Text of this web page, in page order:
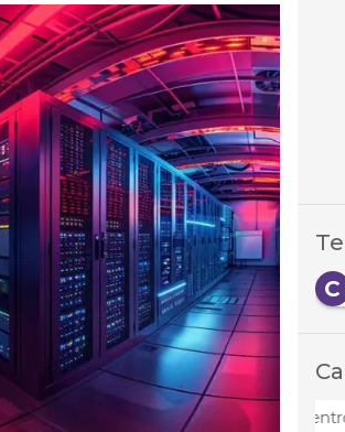
Centro de datos C
A
Análisis